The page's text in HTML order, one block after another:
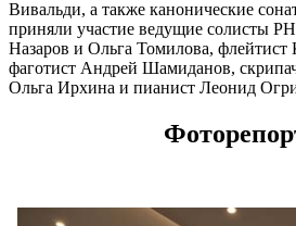
Вивальди, а также канонические
приняли участие ведущие солисты
Назаров и Ольга Томилова,
фаготист Андрей Шамиданов,
Ольга Ирхина и пианист Леонид